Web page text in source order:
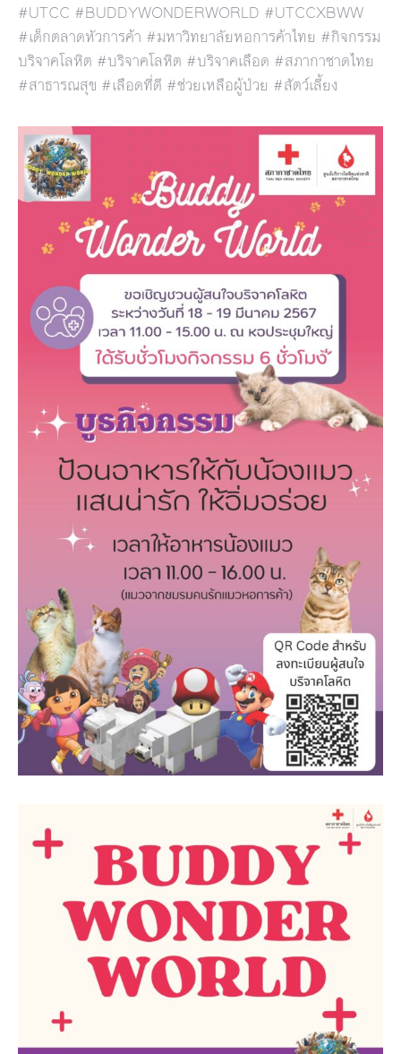
#UTCC #BUDDYWONDERWORLD #UTCCXBWW
#เด็กตลาดหัวการค้า #มหาวิทยาลัยหอการค้าไทย #กิจกรรม
บริจาคโลหิต #บริจาคโลหิต #บริจาคเลือด #สภากาชาดไทย
#สาธารณสุข #เลือดที่ดี #ช่วยเหลือผู้ป่วย #สัตว์เลี้ยง